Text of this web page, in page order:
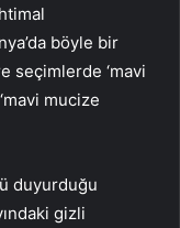
böyle bir
seçimlerde ‘mavi
mucize
duyurduğu
gizli